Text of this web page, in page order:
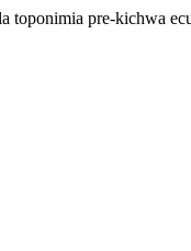
toponimia pre-kichwa